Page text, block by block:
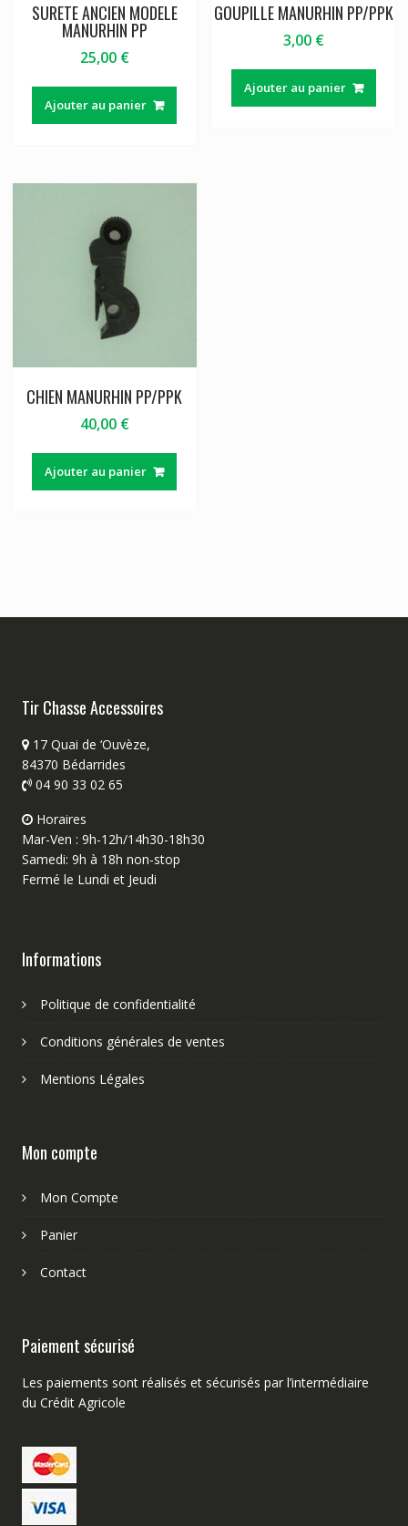
SURETE ANCIEN MODELE
MANURHIN PP
25,00 €
Ajouter au panier
GOUPILLE MANURHIN PP/PPK
3,00 €
Ajouter au panier
CHIEN MANURHIN PP/PPK
40,00 €
Ajouter au panier
Tir Chasse Accessoires
17 Quai de ‘Ouvèze,
84370 Bédarrides
04 90 33 02 65
Horaires
Mar-Ven : 9h-12h/14h30-18h30
Samedi: 9h à 18h non-stop
Fermé le Lundi et Jeudi
Informations
Politique de confidentialité
Conditions générales de ventes
Mentions Légales
Mon compte
Mon Compte
Panier
Contact
Paiement sécurisé
Les paiements sont réalisés et sécurisés par l’intermédiaire
du Crédit Agricole